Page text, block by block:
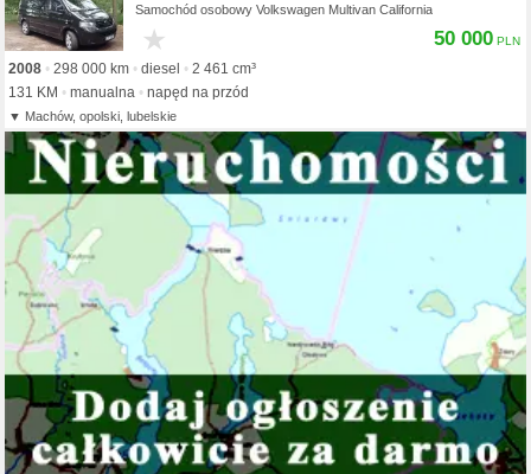
Samochód osobowy Volkswagen Multivan California
2008 298 000 km diesel
2 461 cm³
131 KM
manualna napęd na przód
Machów, opolski, lubelskie
50 000